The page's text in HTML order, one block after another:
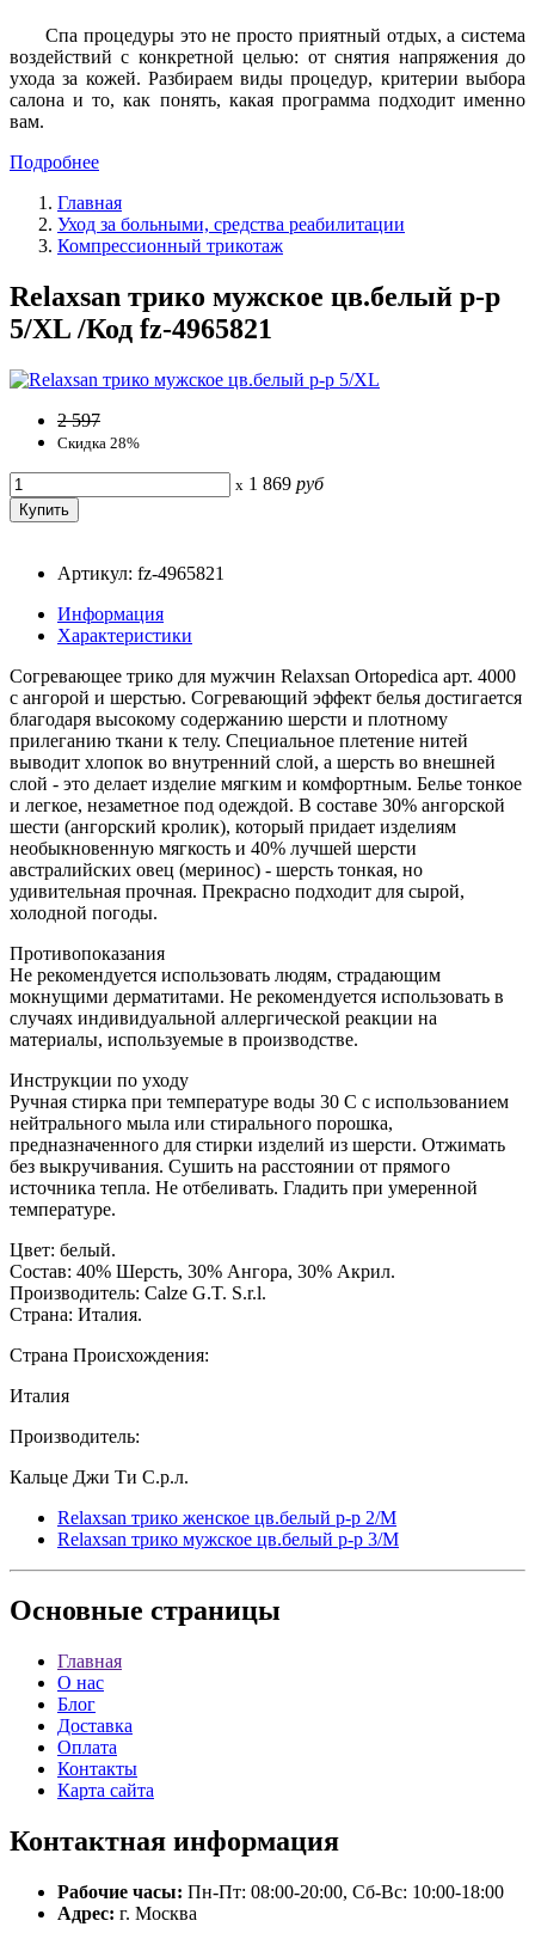
Спа процедуры это не просто приятный отдых, а система
воздействий с конкретной целью: от снятия напряжения до
ухода за кожей. Разбираем виды процедур, критерии выбора
салона и то, как понять, какая программа подходит именно
вам.
Подробнее
Главная
Уход за больными, средства реабилитации
Компрессионный трикотаж
Relaxsan трико мужское цв.белый р-р
5/XL /Код fz-4965821
2 597
Скидка 28%
x 1 869 руб
Артикул: fz-4965821
Информация
Характеристики
Согревающее трико для мужчин Relaxsan Ortopedica арт. 4000
с ангорой и шерстью. Согревающий эффект белья достигается
благодаря высокому содержанию шерсти и плотному
прилеганию ткани к телу. Специальное плетение нитей
выводит хлопок во внутренний слой, а шерсть во внешней
слой - это делает изделие мягким и комфортным. Белье тонкое
и легкое, незаметное под одеждой. В составе 30% ангорской
шести (ангорский кролик), который придает изделиям
необыкновенную мягкость и 40% лучшей шерсти
австралийских овец (меринос) - шерсть тонкая, но
удивительная прочная. Прекрасно подходит для сырой,
холодной погоды.
Противопоказания
Не рекомендуется использовать людям, страдающим
мокнущими дерматитами. Не рекомендуется использовать в
случаях индивидуальной аллергической реакции на
материалы, используемые в производстве.
Инструкции по уходу
Ручная стирка при температуре воды 30 C с использованием
нейтрального мыла или стирального порошка,
предназначенного для стирки изделий из шерсти. Отжимать
без выкручивания. Сушить на расстоянии от прямого
источника тепла. Не отбеливать. Гладить при умеренной
температуре.
Цвет: белый.
Состав: 40% Шерсть, 30% Ангора, 30% Акрил.
Производитель: Calze G.T. S.r.l.
Страна: Италия.
Страна Происхождения:
Италия
Производитель:
Кальце Джи Ти С.р.л.
Relaxsan трико женское цв.белый р-р 2/M
Relaxsan трико мужское цв.белый р-р 3/M
Основные страницы
Главная
О нас
Блог
Доставка
Оплата
Контакты
Карта сайта
Контактная информация
Рабочие часы: Пн-Пт: 08:00-20:00, Сб-Вс: 10:00-18:00
Адрес: г. Москва